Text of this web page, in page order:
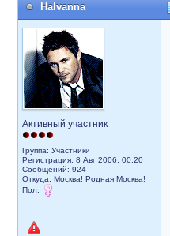
Halvanna
Активный участник
Группа: Участники
Регистрация: 8 Авг 2006, 00:20
Сообщений: 924
Откуда: Москва! Родная Москва!
Пол: